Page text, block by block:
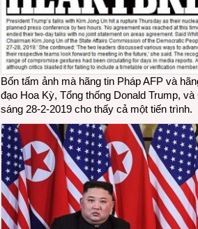
Bốn tấm ảnh mà hãng tin Pháp AFP và
đạo Hoa Kỳ, Tổng thống Donald Trump,
sáng 28-2-2019 cho thấy cả một tiến trình.